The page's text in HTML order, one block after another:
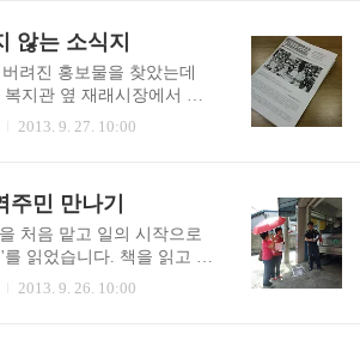
게 함께 논의하고 신문을
장님께서 제안하십니다.
족발을 대접하고 싶은데요.
람들이 뭔지 한 번은 보겠
! 사람살이가 되어가는 과정
머님께 신문을 드렸네요.
관에 전화를..
않는 소식지
려진 홍보물을 찾았는데
지관 옆 재래시장에서 지
장상인과 주민을 대상으로
을 방문하여 인사하며 소
니다. 주민에게는 소식지
내용만 따로 홍보물로 만들
랜 시간 걸려 만들고 적게나
만듭니다. 홍보물을 일방적
2013. 9. 27. 10:00
주민 만나기
처음 맡고 일의 시작으로
읽었습니다. 책을 읽고 다
치에 대해 생각했습니다.
2013. 9. 26. 10:00